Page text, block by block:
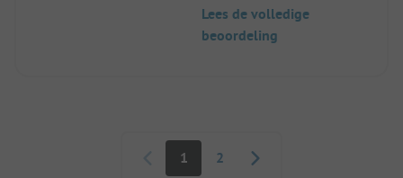
inclusief sanitair, is zeer goed onderhouden en
Lees de volledige
beoordeling
Paginering
1 2